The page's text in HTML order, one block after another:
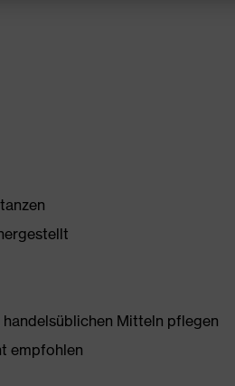
Mitteln pflegen
empfohlen